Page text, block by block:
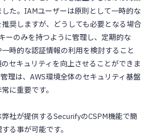
た。IAMユーザーは原則として一時的な
奨しますが、どうしても必要となる場合
ーのみを持つように管理し、定期的な
時的な認証情報の利用を検討すること
セキュリティを向上させることができま
理は、AWS環境全体のセキュリティ基盤
に重要です。
社が提供するSecurifyのCSPM機能で簡
る事が可能です。